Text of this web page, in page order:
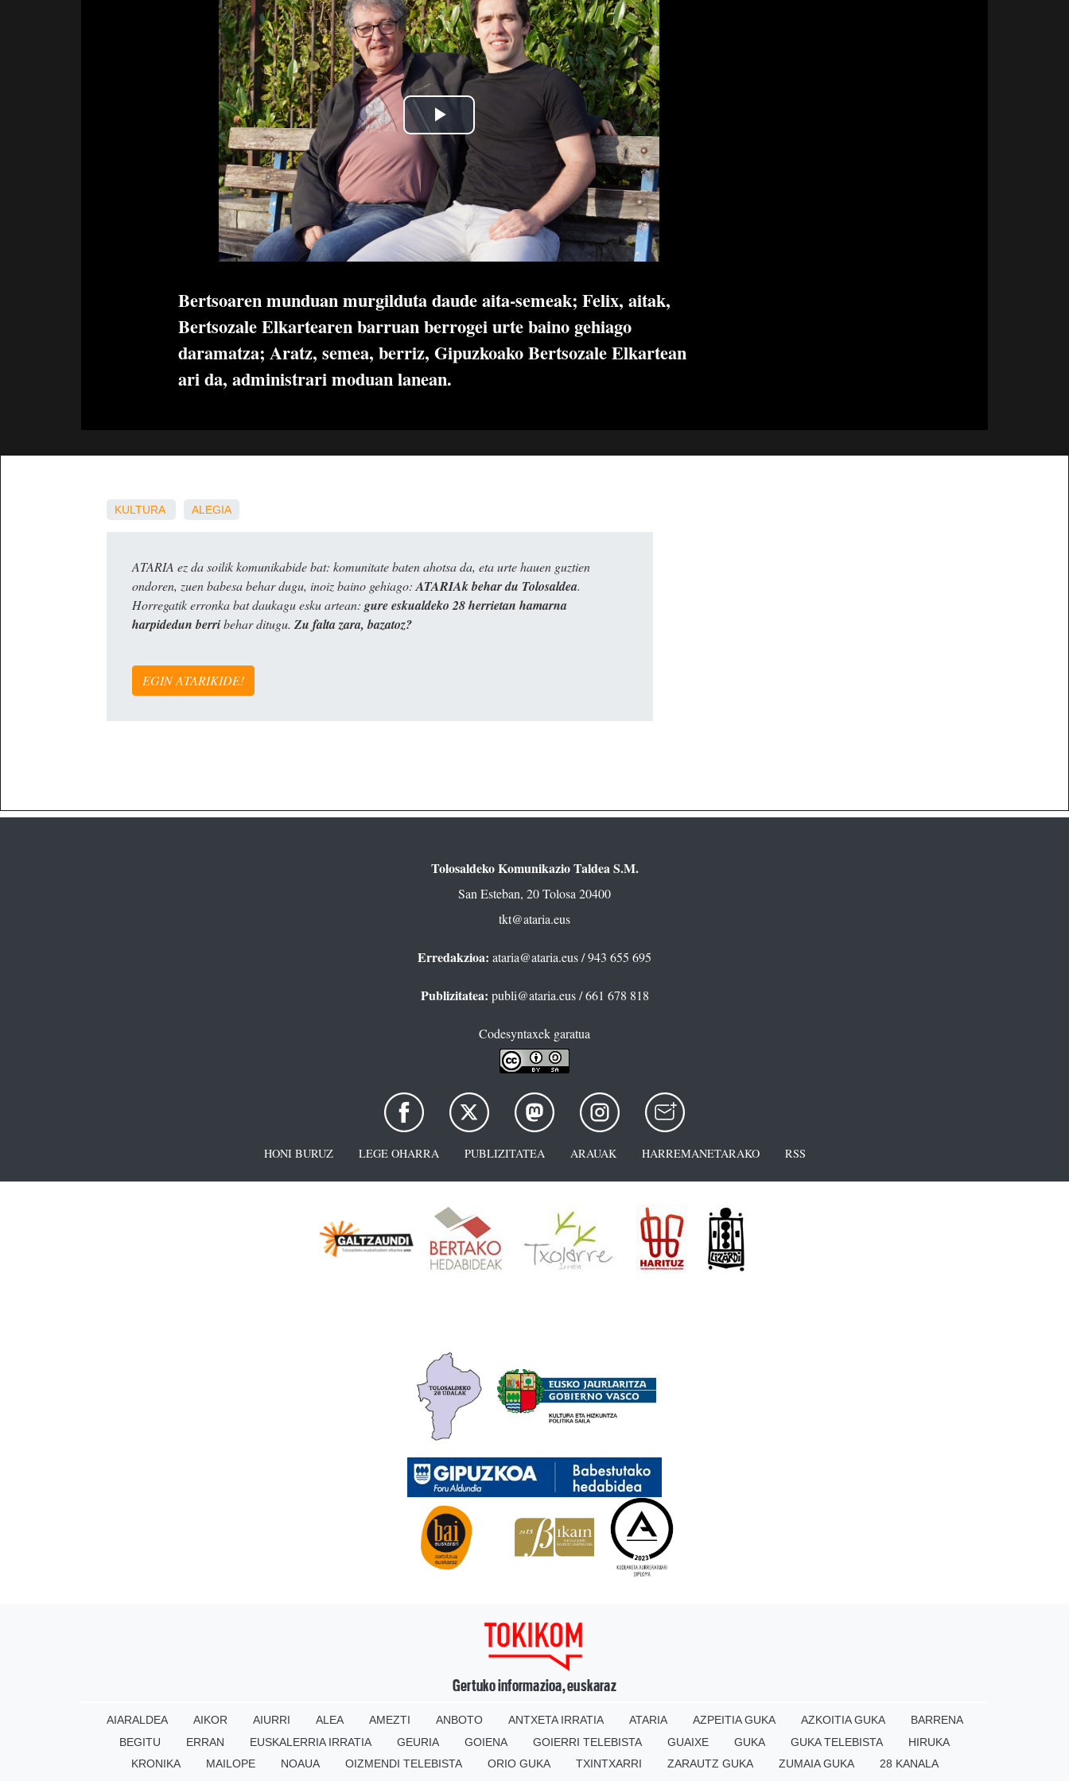
Bertsoaren munduan murgilduta daude aita-semeak; Felix, aitak,
Bertsozale Elkartearen barruan berrogei urte baino gehiago
daramatza; Aratz, semea, berriz, Gipuzkoako Bertsozale Elkartean
ari da, administrari moduan lanean.
KULTURA ALEGIA
ATARIA ez da soilik komunikabide bat: komunitate baten ahotsa da, eta urte hauen guztien
ondoren, zuen babesa behar dugu, inoiz baino gehiago: ATARIAk behar du Tolosaldea.
Horregatik erronka bat daukagu esku artean: gure eskualdeko 28 herrietan hamarna
harpidedun berribehar ditugu. Zu falta zara, bazatoz?
EGIN ATARIKIDE!
Tolosaldeko Komunikazio Taldea S.M.
San Esteban, 20 Tolosa 20400
tkt@ataria.eus
Erredakzioa: ataria@ataria.eus/ 943 655 695
Publizitatea: publi@ataria.eus/ 661 678 818
Codesyntaxek garatua
HONI BURUZ LEGE OHARRA PUBLIZITATEA ARAUAK HARREMANETARAKO RSS
Gertuko informazioa, euskaraz
AIARALDEA AIKOR AIURRI ALEA AMEZTI ANBOTO ANTXETA IRRATIA ATARIA AZPEITIA GUKA AZKOITIA GUKA
BARRENA
BEGITU
ERRAN EUSKALERRIA IRRATIA GEURIA GOIENA GOIERRI TELEBISTA GUAIXE GUKA GUKA TELEBISTA
HIRUKA
KRONIKA
MAILOPE NOAUA OIZMENDI TELEBISTA ORIO GUKA TXINTXARRI ZARAUTZ GUKA ZUMAIA GUKA 28 KANALA